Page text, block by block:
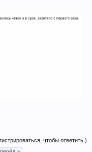
чтобы ответить.)